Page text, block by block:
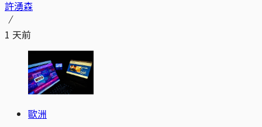
許湧森
1 天前
歐洲